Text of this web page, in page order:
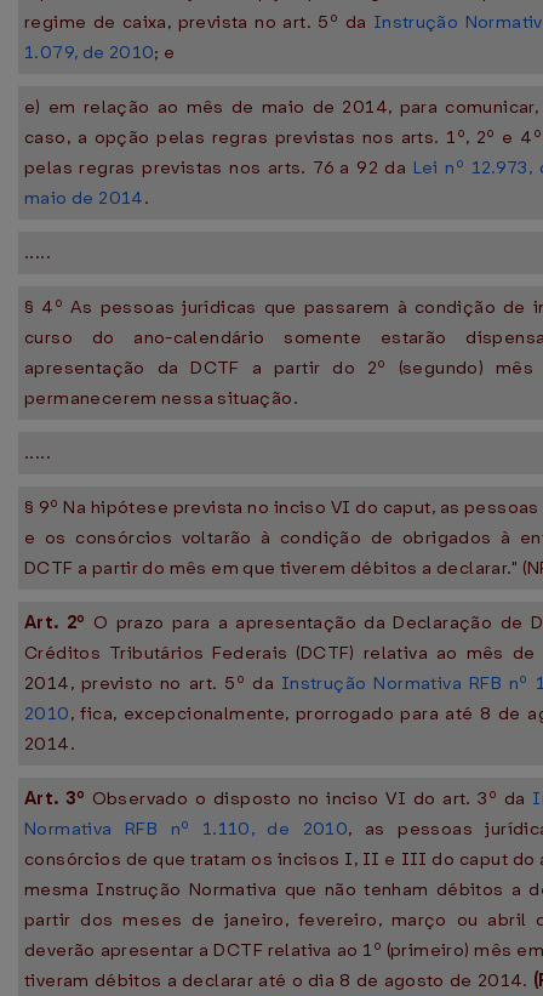
regime de caixa, prevista no art. 5º da Instrução
1.079, de 2010; e
e) em relação ao mês de maio de 2014, para
caso, a opção pelas regras previstas nos arts. 1º, 2º e
pelas regras previstas nos arts. 76 a 92 da Lei nº 12.973,
maio de 2014.
.....
§ 4º As pessoas jurídicas que passarem à condição de
curso do ano-calendário somente estarão
apresentação da DCTF a partir do 2º (segundo)
permanecerem nessa situação.
.....
§ 9º Na hipótese prevista no inciso VI do caput, as
e os consórcios voltarão à condição de obrigados à
DCTF a partir do mês em que tiverem débitos a declarar."
Art. 2º O prazo para a apresentação da Declaração de
Créditos Tributários Federais (DCTF) relativa ao mês
2014, previsto no art. 5º da Instrução Normativa RFB nº
2010, fica, excepcionalmente, prorrogado para até 8 de
2014.
Art. 3º Observado o disposto no inciso VI do art. 3º da
Normativa RFB nº 1.110, de 2010, as pessoas
consórcios de que tratam os incisos I, II e III do caput do
mesma Instrução Normativa que não tenham débitos a
partir dos meses de janeiro, fevereiro, março ou abril
deverão apresentar a DCTF relativa ao 1º (primeiro) mês
tiveram débitos a declarar até o dia 8 de agosto de 2014.